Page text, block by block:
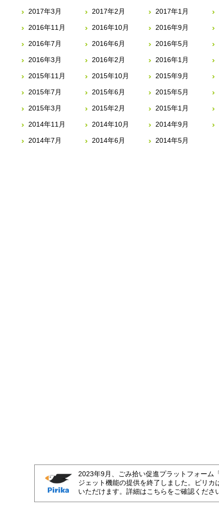
2017年3月 2017年2月 2017年1月
2016年11月 2016年10月 2016年9月
2016年7月 2016年6月 2016年5月
2016年3月 2016年2月 2016年1月
2015年11月 2015年10月 2015年9月
2015年7月 2015年6月 2015年5月
2015年3月 2015年2月 2015年1月
2014年11月 2014年10月 2014年9月
2014年7月 2014年6月 2014年5月
2023年9月、ごみ拾い促進プラットフォーム
ジェット機能の提供を終了しました。ピリカ
いただけます。詳細はこちらをご確認くださ